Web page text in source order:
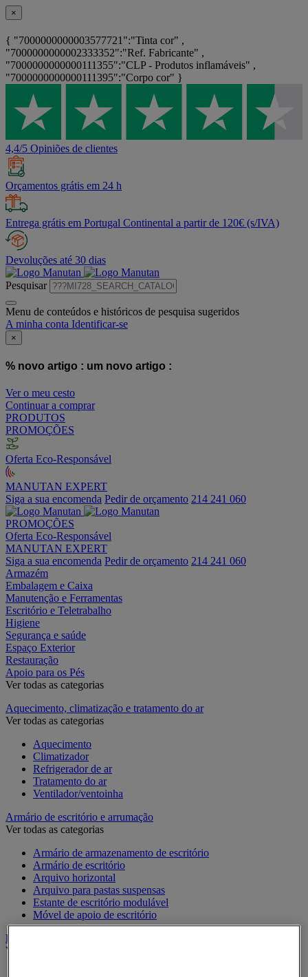
×
{ "7000000000003577721":"Tinta cor" ,
"7000000000002333352":"Ref. Fabricante" ,
"7000000000000111355":"CLP - Produtos inflamáveis" ,
"7000000000000111395":"Corpo cor" }
4,4/5 Opiniões de clientes
Orçamentos grátis em 24 h
Entrega grátis em Portugal Continental a partir de 120€ (s/IVA)
Devoluções até 30 dias
Pesquisar
Menu de conteúdos e históricos de pesquisa sugeridos
A minha conta Identificar-se
×
% novo artigo : um novo artigo :
Ver o meu cesto
Continuar a comprar
PRODUTOS
PROMOÇÕES
Oferta Eco-Responsável
MANUTAN EXPERT
Siga a sua encomenda Pedir de orçamento 214 241 060
PROMOÇÕES
Oferta Eco-Responsável
MANUTAN EXPERT
Siga a sua encomenda Pedir de orçamento 214 241 060
Armazém
Embalagem e Caixa
Manutenção e Ferramentas
Escritório e Teletrabalho
Higiene
Segurança e saúde
Espaço Exterior
Restauração
Apoio para os Pés
Ver todas as categorias
Aquecimento, climatização e tratamento do ar
Ver todas as categorias
Aquecimento
Climatizador
Refrigerador de ar
Tratamento do ar
Ventilador/ventoinha
Armário de escritório e arrumação
Ver todas as categorias
Armário de armazenamento de escritório
Armário de escritório
Arquivo horizontal
Arquivo para pastas suspensas
Estante de escritório modulável
Móvel de apoio de escritório
Bengaleiro e cabide
Ver todas as categorias